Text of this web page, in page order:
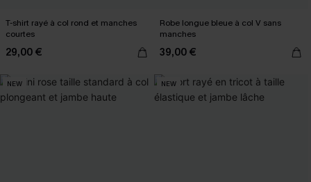
T-shirt rayé à col rond et manches
courtes
29,00 €
Robe longue bleue à col V sans
manches
39,00 €
NEW NEW